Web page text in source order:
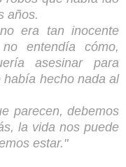
años.
era tan inocente
entendía cómo,
asesinar para
hecho nada al
parecen, debemos
la vida nos puede
estar."